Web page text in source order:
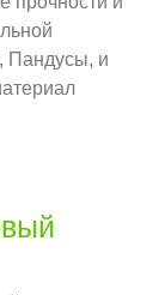
Пандусы, и